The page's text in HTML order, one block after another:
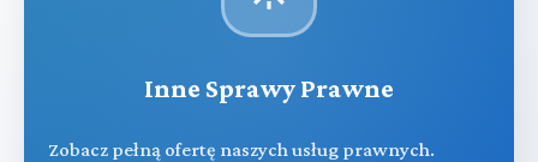
Inne Sprawy Prawne
Zobacz pełną ofertę naszych usług prawnych.